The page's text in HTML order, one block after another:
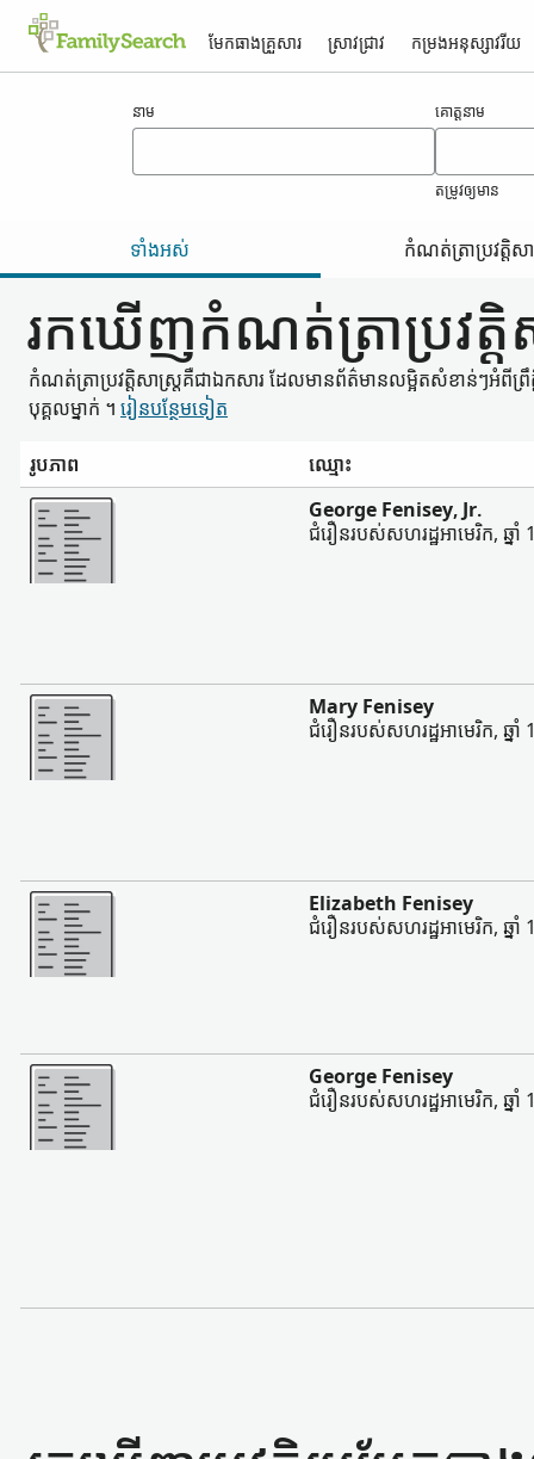
មែកធាង​គ្រួសារ ស្រាវជ្រាវ កម្រង​អនុស្សាវរីយ
នាម គោត្តនាម
តម្រូវ​ឲ្យ​មាន
ទាំងអស់ កំណត់ត្រា​ប្រវត្តិសា
រកឃើញ​កំណត់ត្រា​ប្រវត្តិ
កំណត់ត្រា​ប្រវត្តិសាស្ត្រ​គឺជា​ឯកសារ ដែល​មាន​ព័ត៌មាន​លម្អិត​សំខាន់ៗ​អំពី​ព្
បុគ្គល​ម្នាក់ ។ រៀន​បន្ថែម​ទៀត
រូបភាព ឈ្មោះ
ច្រើន
George Fenisey, Jr.
ជំរឿនរបស់សហរដ្ឋអាមេរិក, ឆ្នាំ
ច្រើន
Mary Fenisey
ជំរឿនរបស់សហរដ្ឋអាមេរិក, ឆ្នាំ
ច្រើន
Elizabeth Fenisey
ជំរឿនរបស់សហរដ្ឋអាមេរិក, ឆ្នាំ
ច្រើន
George Fenisey
ជំរឿនរបស់សហរដ្ឋអាមេរិក, ឆ្នាំ